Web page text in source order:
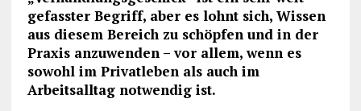
gefasster Begriff, aber es lohnt sich, Wissen
aus diesem Bereich zu schöpfen und in der
Praxis anzuwenden – vor allem, wenn es
sowohl im Privatleben als auch im
Arbeitsalltag notwendig ist.